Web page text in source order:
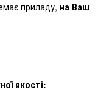
приладу, на Ваш
якості: